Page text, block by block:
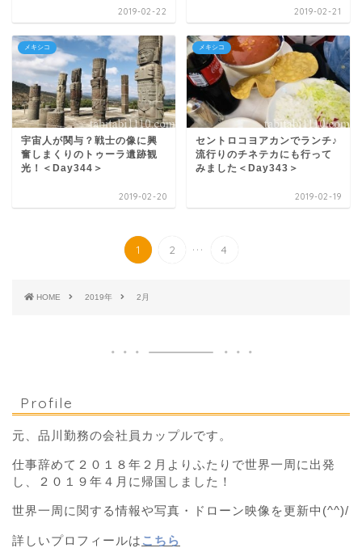
2019-02-22 2019-02-21
メキシコ
宇宙人が関与？戦士の像に興
奮しまくりのトゥーラ遺跡観
光！＜Day344＞
2019-02-20
メキシコ
セントロコヨアカンでランチ♪
流行りのチネテカにも行って
みました＜Day343＞
2019-02-19
1 2 ... 4
HOME 2019年 2月
Profile
元、品川勤務の会社員カップルです。
仕事辞めて２０１８年２月よりふたりで世界一周に出発
し、２０１９年４月に帰国しました！
世界一周に関する情報や写真・ドローン映像を更新中(^^)/
詳しいプロフィールは こちら